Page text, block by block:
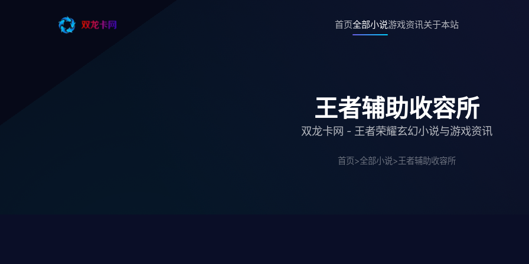
首页全部小说游戏资讯关于本站
王者辅助收容所
双龙卡网 - 王者荣耀玄幻小说与游戏资讯
首页>全部小说>王者辅助收容所